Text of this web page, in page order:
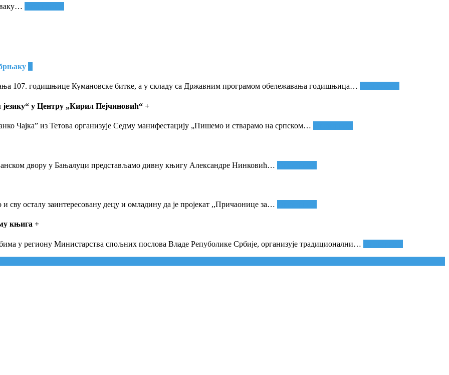
…
107. годишњице Кумановске битке, а у складу са Државним програмом обележавања годишњица…
у Центру „Кирил Пејчиновић“ +
Чајка” из Тетова организује Седму манифестацију „Пишемо и стварамо на српском…
двору у Бањалуци представљамо дивну књигу Александре Нинковић…
осталу заинтересовану децу и омладину да је пројекат ,,Причаонице за…
књига +
у региону Министарства спољних послова Владе Репуболике Србије, организује традиционални…